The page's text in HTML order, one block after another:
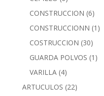
CONSTRUCCION (6)
CONSTRUCCIONN (1)
COSTRUCCION (30)
GUARDA POLVOS (1)
VARILLA (4)
ARTUCULOS (22)